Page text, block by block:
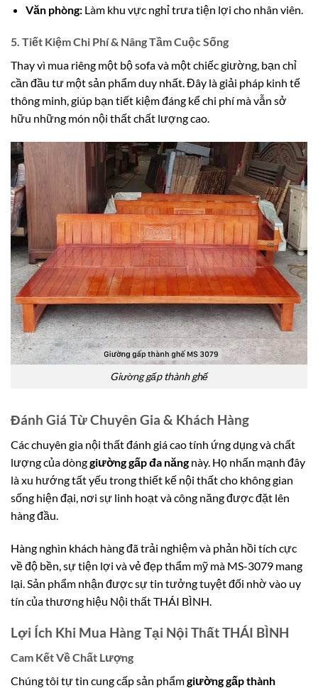
Văn phòng:Làm khu vực nghỉ trưa tiện lợi cho nhân viên.
5. Tiết Kiệm Chi Phí & Nâng Tầm Cuộc Sống
Thay vì mua riêng một bộ sofa và một chiếc giường, bạn chỉ
cần đầu tư một sản phẩm duy nhất. Đây là giải pháp kinh tế
thông minh, giúp bạn tiết kiệm đáng kể chi phí mà vẫn sở
hữu những món nội thất chất lượng cao.
Giường gấp thành ghế
Đánh Giá Từ Chuyên Gia & Khách Hàng
Các chuyên gia nội thất đánh giá cao tính ứng dụng và chất
lượng của dònggiường gấp đa năngnày. Họ nhấn mạnh đây
là xu hướng tất yếu trong thiết kế nội thất cho không gian
sống hiện đại, nơi sự linh hoạt và công năng được đặt lên
hàng đầu.
Hàng nghìn khách hàng đã trải nghiệm và phản hồi tích cực
về độ bền, sự tiện lợi và vẻ đẹp thẩm mỹ mà MS-3079 mang
lại. Sản phẩm nhận được sự tin tưởng tuyệt đối nhờ vào uy
tín của thương hiệu Nội thất THÁI BÌNH.
Lợi Ích Khi Mua Hàng Tại Nội Thất THÁI BÌNH
Cam Kết Về Chất Lượng
Chúng tôi tự tin cung cấp sản phẩmgiường gấp thành